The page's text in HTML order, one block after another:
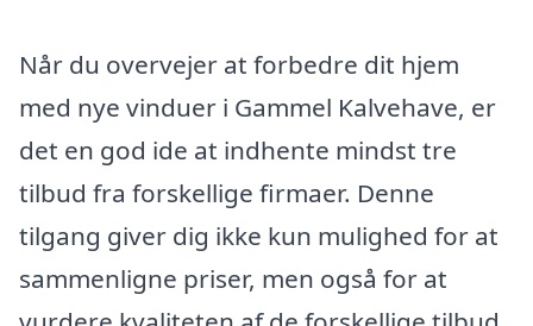
Når du overvejer at forbedre dit hjem
med nye vinduer i Gammel Kalvehave, er
det en god ide at indhente mindst tre
tilbud fra forskellige firmaer. Denne
tilgang giver dig ikke kun mulighed for at
sammenligne priser, men også for at